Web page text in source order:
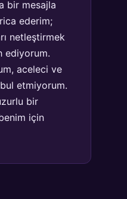
bir mesajla
ederim;
netleştirmek
ediyorum.
aceleci ve
etmiyorum.
bir
için